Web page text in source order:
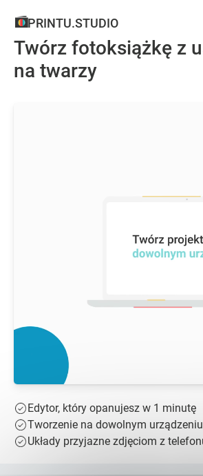
PRINTU.STUDIO
Twórz fotoksiążkę z
na twarzy
Edytor, który opanujesz w 1 minutę
Tworzenie na dowolnym urządzeniu
Układy przyjazne zdjęciom z